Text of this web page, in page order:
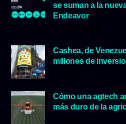
se suman a la
Endeavor
Cashea, de
millones de
Cómo una agtech
más duro de la